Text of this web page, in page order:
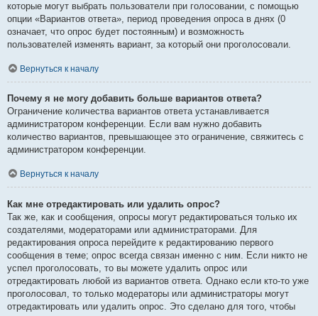
которые могут выбрать пользователи при голосовании, с помощью
опции «Вариантов ответа», период проведения опроса в днях (0
означает, что опрос будет постоянным) и возможность
пользователей изменять вариант, за который они проголосовали.
Вернуться к началу
Почему я не могу добавить больше вариантов ответа?
Ограничение количества вариантов ответа устанавливается
администратором конференции. Если вам нужно добавить
количество вариантов, превышающее это ограничение, свяжитесь с
администратором конференции.
Вернуться к началу
Как мне отредактировать или удалить опрос?
Так же, как и сообщения, опросы могут редактироваться только их
создателями, модераторами или администраторами. Для
редактирования опроса перейдите к редактированию первого
сообщения в теме; опрос всегда связан именно с ним. Если никто не
успел проголосовать, то вы можете удалить опрос или
отредактировать любой из вариантов ответа. Однако если кто-то уже
проголосовал, то только модераторы или администраторы могут
отредактировать или удалить опрос. Это сделано для того, чтобы